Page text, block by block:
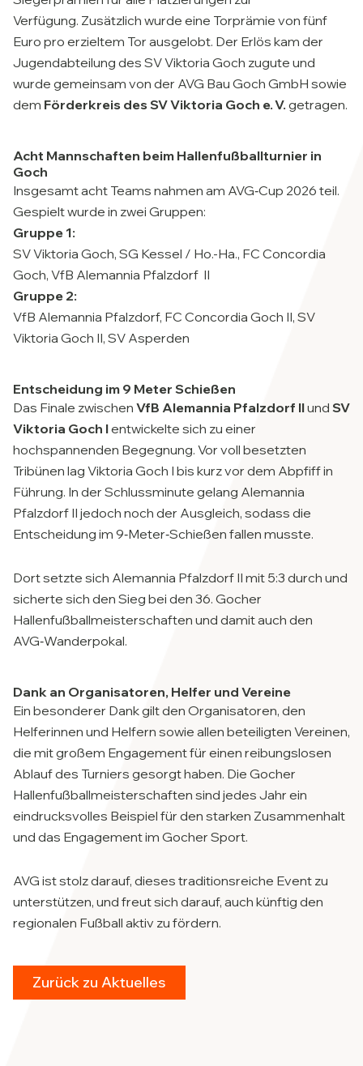
Verfügung. Zusätzlich wurde eine Torprämie von fünf
Euro pro erzieltem Tor ausgelobt. Der Erlös kam der
Jugendabteilung des SV Viktoria Goch zugute und
wurde gemeinsam von der AVG Bau Goch GmbH sowie
dem Förderkreis desSV Viktoria Goch e. V. getragen.
Acht Mannschaften beim Hallenfußballturnier in
Goch
Insgesamt acht Teams nahmen am AVG‑Cup 2026 teil.
Gespielt wurde in zwei Gruppen:
Gruppe 1:
SV Viktoria Goch, SG Kessel / Ho.-Ha., FC Concordia
Goch, VfB Alemannia Pfalzdorf II
Gruppe 2:
VfB Alemannia Pfalzdorf, FC Concordia Goch II, SV
Viktoria Goch II, SV Asperden
Entscheidung im 9 Meter Schießen
Das Finale zwischen VfB Alemannia Pfalzdorf IIund SV
Viktoria Goch Ientwickelte sich zu einer
hochspannenden Begegnung. Vor voll besetzten
Tribünen lag Viktoria Goch I bis kurz vor dem Abpfiff in
Führung. In der Schlussminute gelang Alemannia
Pfalzdorf II jedoch noch der Ausgleich, sodass die
Entscheidung im 9‑Meter‑Schießen fallen musste.
Dort setzte sich Alemannia Pfalzdorf II mit 5:3 durch und
sicherte sich den Sieg bei den 36. Gocher
Hallenfußballmeisterschaften und damit auch den
AVG‑Wanderpokal.
Dank an Organisatoren, Helfer und Vereine
Ein besonderer Dank gilt den Organisatoren, den
Helferinnen und Helfern sowie allen beteiligten Vereinen,
die mit großem Engagement für einen reibungslosen
Ablauf des Turniers gesorgt haben. Die Gocher
Hallenfußballmeisterschaften sind jedes Jahr ein
eindrucksvolles Beispiel für den starken Zusammenhalt
und das Engagement im Gocher Sport.
AVG ist stolz darauf, dieses traditionsreiche Event zu
unterstützen, und freut sich darauf, auch künftig den
regionalen Fußball aktiv zu fördern.
Zurück zu Aktuelles